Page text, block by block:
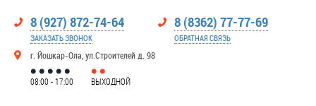
8 (927) 872-74-64
ЗАКАЗАТЬ ЗВОНОК
г. Йошкар-Ола, ул.Строителей д. 98
8 (8362) 77-77-69
ОБРАТНАЯ СВЯЗЬ
08:00 - 17:00 ВЫХОДНОЙ